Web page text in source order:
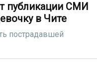
публикации СМИ
в Чите
пострадавшей